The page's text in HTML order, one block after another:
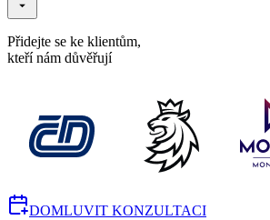
Přidejte se ke klientům,
kteří nám důvěřují
DOMLUVIT KONZULTACI